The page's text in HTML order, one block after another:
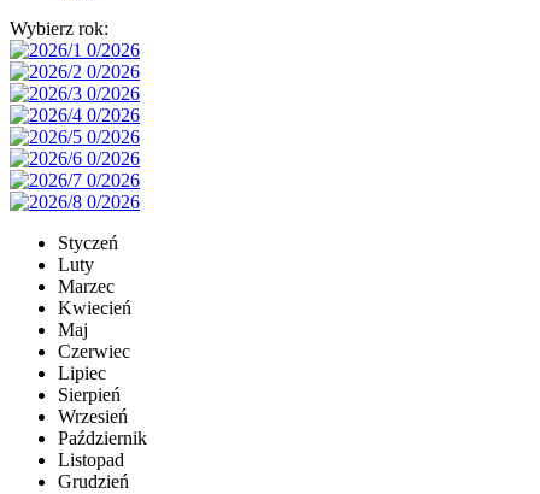
Wybierz rok:
Styczeń
Luty
Marzec
Kwiecień
Maj
Czerwiec
Lipiec
Sierpień
Wrzesień
Październik
Listopad
Grudzień